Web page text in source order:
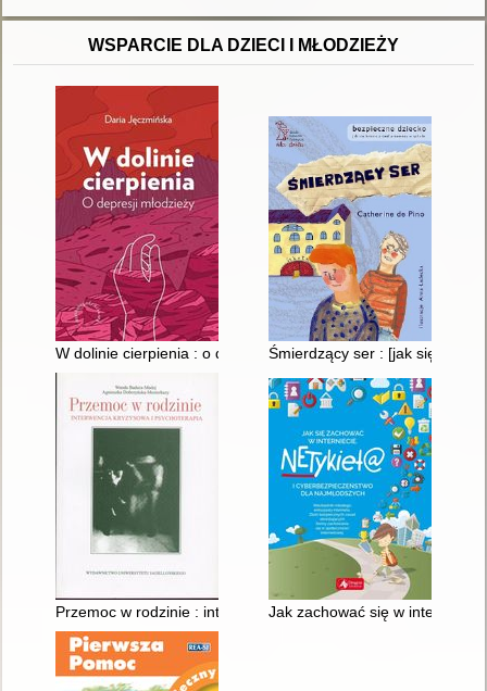
WSPARCIE DLA DZIECI I MŁODZIEŻY
W dolinie cierpienia : o depresji młodzieżyŚmierdzący ser : [jak się
Przemoc w rodzinie : interwencja kryzysowa i psychoterapia
Jak zachować się w internecie